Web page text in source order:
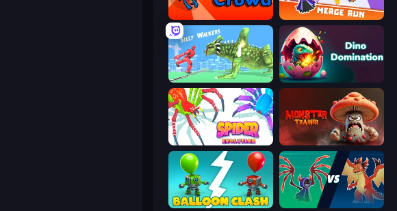
Dino Crowd Merge Run
Silly Walkers Dino Domination
Spider Evolution: Runner Game Monster Trainer: Catching Game
Balloon Clash Monster Battle